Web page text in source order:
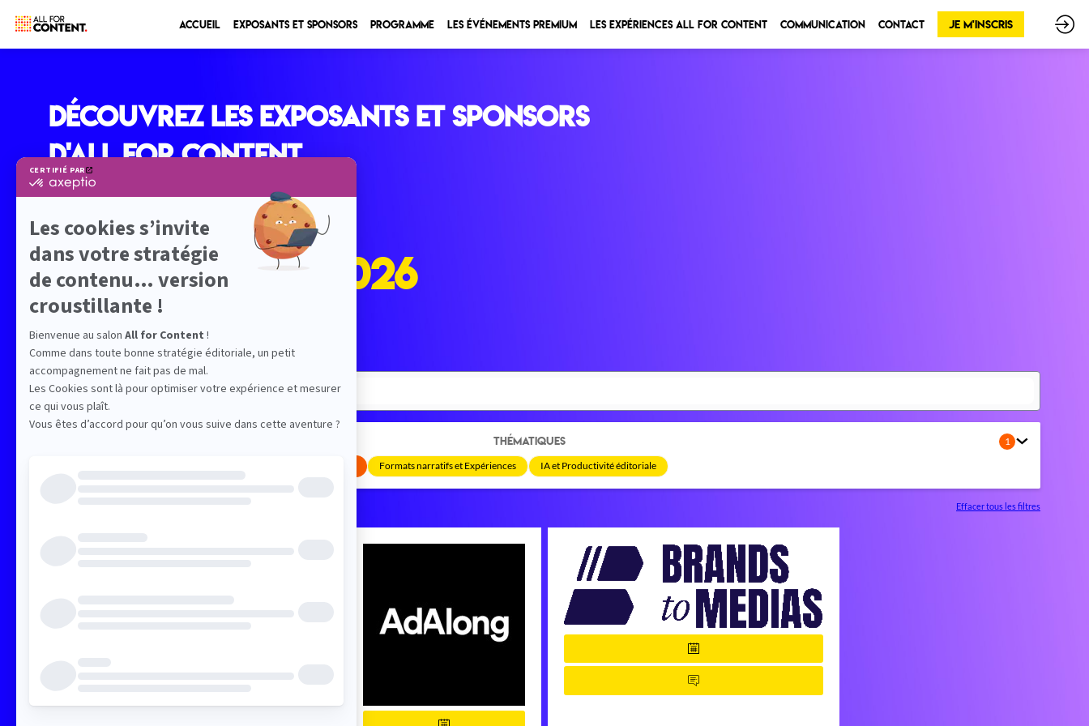
Accueil Exposants et sponsors Programme Les Événements Premium Les expériences All for Content Communication Contact Je m'inscris
Découvrez les exposants et sponsors
d'All for Content
LES EXPOSANTS
ET SPONSORS
2026
THÉMATIQUES 1
Formats narratifs et Expériences IA et Productivité éditoriale
Effacer tous les filtres